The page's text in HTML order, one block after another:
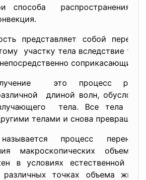
способа распространения
представляет собой
участку тела вследствие
это процесс
длиной волн,
тела. Все тела
телами и снова
процесс
макроскопических
в условиях естественной
различных точках объема